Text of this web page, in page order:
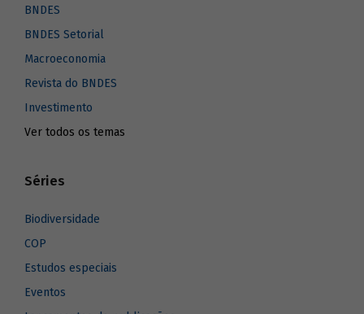
BNDES
BNDES Setorial
Macroeconomia
Revista do BNDES
Investimento
Ver todos os temas
Séries
Biodiversidade
COP
Estudos especiais
Eventos